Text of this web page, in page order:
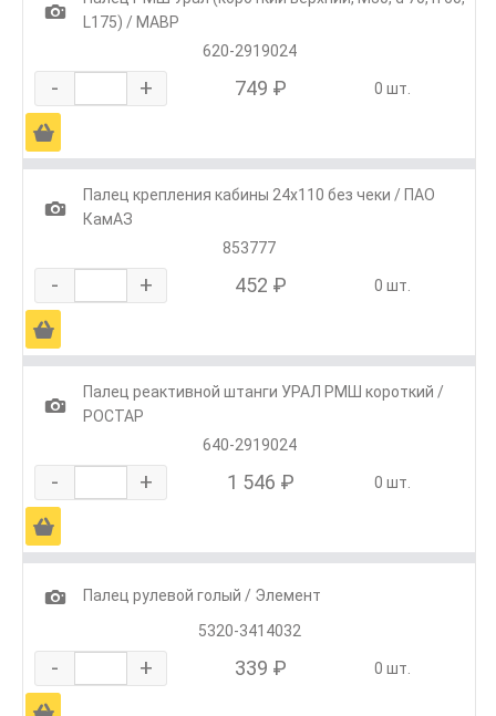
1
L175) / МАВР
620-2919024
- + 749 ₽ 0 шт.
Ä
1
Палец крепления кабины 24х110 без чеки / ПАО
КамАЗ
853777
- + 452 ₽ 0 шт.
Ä
1
Палец реактивной штанги УРАЛ РМШ короткий /
РОСТАР
640-2919024
- + 1 546 ₽ 0 шт.
Ä
1
Палец рулевой голый / Элемент
5320-3414032
- + 339 ₽ 0 шт.